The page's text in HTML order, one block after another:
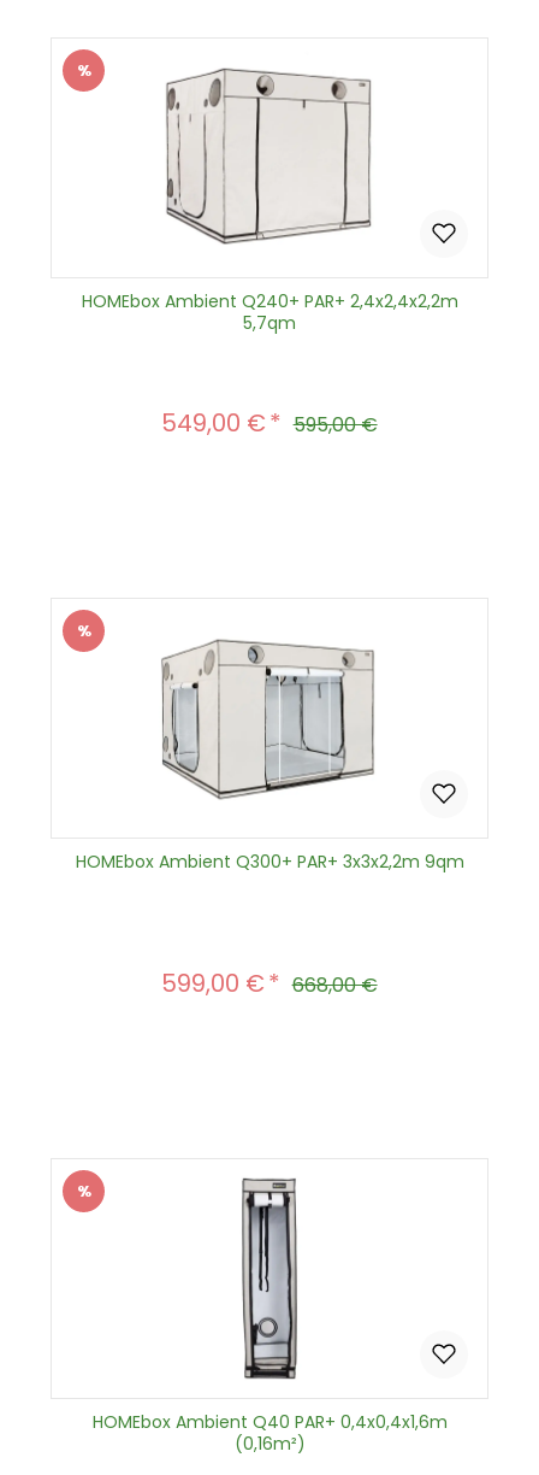
Rabatt
%
HOMEbox Ambient Q240+ PAR+ 2,4x2,4x2,2m
5,7qm
Verkaufspreis:
549,00 € Regulärer Preis:
595,00 €
Rabatt
%
HOMEbox Ambient Q300+ PAR+ 3x3x2,2m 9qm
Verkaufspreis:
599,00 € Regulärer Preis:
668,00 €
Rabatt
%
HOMEbox Ambient Q40 PAR+ 0,4x0,4x1,6m
(0,16m²)